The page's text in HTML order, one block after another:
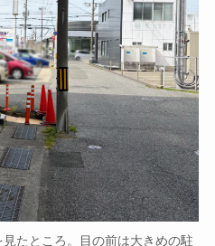
たところ。目の前は大きめの駐